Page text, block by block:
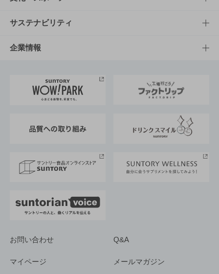
商品発売情報
栄養成分一覧
キャンペーン
工場見学
地域情報
文化・スポーツTOP
サントリーホール
サントリーサンバーズ大阪
サステナビリティ
サステナビリティTOP
サントリーが考えるサステナビリティ経営
企業情報
企業概要
採用情報
お問い合わせ Q&A
マイページ メールマガジン